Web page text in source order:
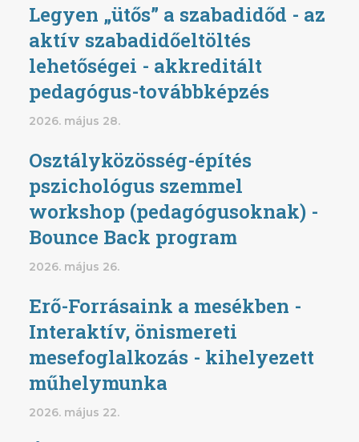
Legyen „ütős” a szabadidőd - az
aktív szabadidőeltöltés
lehetőségei - akkreditált
pedagógus-továbbképzés
2026. május 28.
Osztályközösség-építés
pszichológus szemmel
workshop (pedagógusoknak) -
Bounce Back program
2026. május 26.
Erő-Forrásaink a mesékben -
Interaktív, önismereti
mesefoglalkozás - kihelyezett
műhelymunka
2026. május 22.